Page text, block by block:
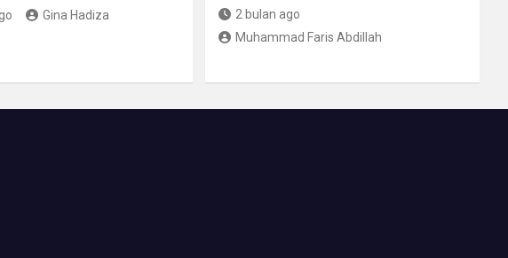
Gina Hadiza
2 bulan ago
Muhammad Faris Abdillah